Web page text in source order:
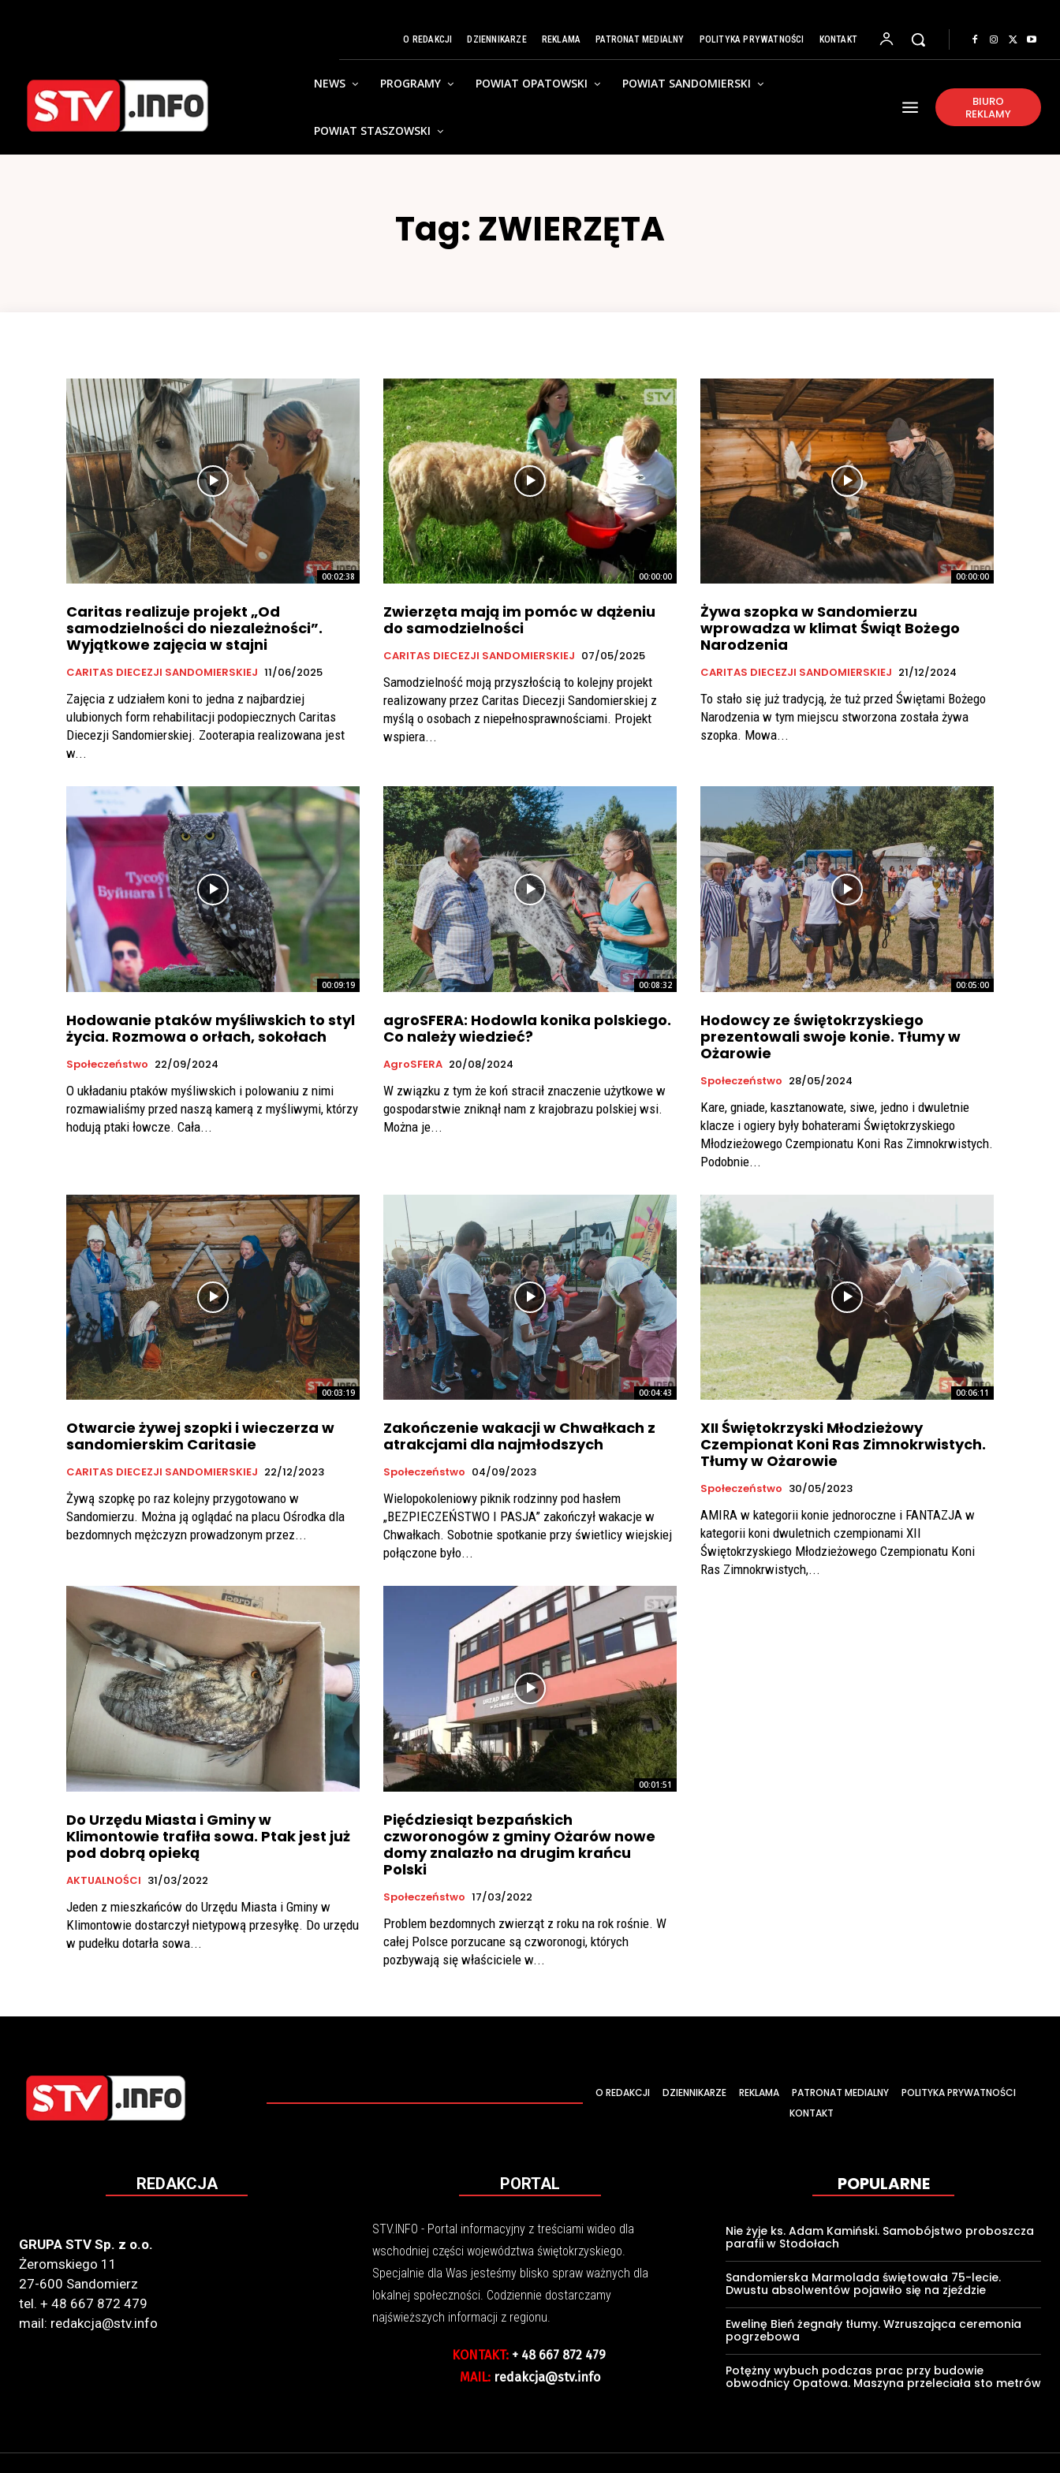
O REDAKCJI DZIENNIKARZE REKLAMA PATRONAT MEDIALNY POLITYKA PRYWATNOŚCI KONTAKT
NEWS PROGRAMY POWIAT OPATOWSKI POWIAT SANDOMIERSKI
POWIAT STASZOWSKI
BIURO
REKLAMY
Tag: ZWIERZĘTA
00:02:38
Caritas realizuje projekt „Od
samodzielności do niezależności”.
Wyjątkowe zajęcia w stajni
CARITAS DIECEZJI SANDOMIERSKIEJ 11/06/2025
Zajęcia z udziałem koni to jedna z najbardziej
ulubionych form rehabilitacji podopiecznych Caritas
Diecezji Sandomierskiej. Zooterapia realizowana jest
w...
00:00:00
Zwierzęta mają im pomóc w dążeniu
do samodzielności
CARITAS DIECEZJI SANDOMIERSKIEJ 07/05/2025
Samodzielność moją przyszłością to kolejny projekt
realizowany przez Caritas Diecezji Sandomierskiej z
myślą o osobach z niepełnosprawnościami. Projekt
wspiera...
00:00:00
Żywa szopka w Sandomierzu
wprowadza w klimat Świąt Bożego
Narodzenia
CARITAS DIECEZJI SANDOMIERSKIEJ 21/12/2024
To stało się już tradycją, że tuż przed Świętami Bożego
Narodzenia w tym miejscu stworzona została żywa
szopka. Mowa...
00:09:19
Hodowanie ptaków myśliwskich to styl
życia. Rozmowa o orłach, sokołach
Społeczeństwo 22/09/2024
O układaniu ptaków myśliwskich i polowaniu z nimi
rozmawialiśmy przed naszą kamerą z myśliwymi, którzy
hodują ptaki łowcze. Cała...
00:08:32
agroSFERA: Hodowla konika polskiego.
Co należy wiedzieć?
AgroSFERA 20/08/2024
W związku z tym że koń stracił znaczenie użytkowe w
gospodarstwie zniknął nam z krajobrazu polskiej wsi.
Można je...
00:05:00
Hodowcy ze świętokrzyskiego
prezentowali swoje konie. Tłumy w
Ożarowie
Społeczeństwo 28/05/2024
Kare, gniade, kasztanowate, siwe, jedno i dwuletnie
klacze i ogiery były bohaterami Świętokrzyskiego
Młodzieżowego Czempionatu Koni Ras Zimnokrwistych.
Podobnie...
00:03:19
Otwarcie żywej szopki i wieczerza w
sandomierskim Caritasie
CARITAS DIECEZJI SANDOMIERSKIEJ 22/12/2023
Żywą szopkę po raz kolejny przygotowano w
Sandomierzu. Można ją oglądać na placu Ośrodka dla
bezdomnych mężczyzn prowadzonym przez...
00:04:43
Zakończenie wakacji w Chwałkach z
atrakcjami dla najmłodszych
Społeczeństwo 04/09/2023
Wielopokoleniowy piknik rodzinny pod hasłem
„BEZPIECZEŃSTWO I PASJA” zakończył wakacje w
Chwałkach. Sobotnie spotkanie przy świetlicy wiejskiej
połączone było...
00:06:11
XII Świętokrzyski Młodzieżowy
Czempionat Koni Ras Zimnokrwistych.
Tłumy w Ożarowie
Społeczeństwo 30/05/2023
AMIRA w kategorii konie jednoroczne i FANTAZJA w
kategorii koni dwuletnich czempionami XII
Świętokrzyskiego Młodzieżowego Czempionatu Koni
Ras Zimnokrwistych,...
Do Urzędu Miasta i Gminy w
Klimontowie trafiła sowa. Ptak jest już
pod dobrą opieką
AKTUALNOŚCI 31/03/2022
Jeden z mieszkańców do Urzędu Miasta i Gminy w
Klimontowie dostarczył nietypową przesyłkę. Do urzędu
w pudełku dotarła sowa...
00:01:51
Pięćdziesiąt bezpańskich
czworonogów z gminy Ożarów nowe
domy znalazło na drugim krańcu
Polski
Społeczeństwo 17/03/2022
Problem bezdomnych zwierząt z roku na rok rośnie. W
całej Polsce porzucane są czworonogi, których
pozbywają się właściciele w...
O REDAKCJI DZIENNIKARZE REKLAMA PATRONAT MEDIALNY
POLITYKA PRYWATNOŚCI
KONTAKT
REDAKCJA
GRUPA STV Sp. z o.o.
Żeromskiego 11
27-600 Sandomierz
tel. + 48 667 872 479
mail: redakcja@stv.info
PORTAL
STV.INFO - Portal informacyjny z treściami wideo dla
wschodniej części województwa świętokrzyskiego.
Specjalnie dla Was jesteśmy blisko spraw ważnych dla
lokalnej społeczności. Codziennie dostarczamy
najświeższych informacji z regionu.
KONTAKT:+ 48 667 872 479
MAIL: redakcja@stv.info
POPULARNE
Nie żyje ks. Adam Kamiński. Samobójstwo proboszcza
parafii w Stodołach
Sandomierska Marmolada świętowała 75-lecie.
Dwustu absolwentów pojawiło się na zjeździe
Ewelinę Bień żegnały tłumy. Wzruszająca ceremonia
pogrzebowa
Potężny wybuch podczas prac przy budowie
obwodnicy Opatowa. Maszyna przeleciała sto metrów